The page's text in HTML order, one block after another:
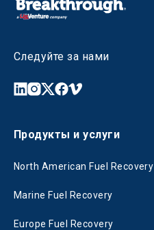
Следуйте за нами
Продукты и услуги
North American Fuel Recovery
Marine Fuel Recovery
Europe Fuel Recovery